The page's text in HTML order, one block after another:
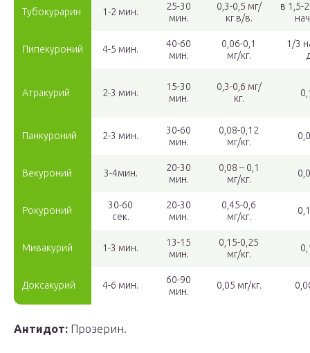
Тубокурарин 1-2 мин.
25-30
мин.
0,3-0,5 мг/
кг в/в.
в 1,5-
Пипекуроний 4-5 мин.
40-60
мин.
0,06-0,1
мг/кг.
1/3
Атракурий 2-3 мин.
15-30
мин.
0,3-0,6 мг/
кг.
Панкуроний 2-3 мин.
30-60
мин.
0,08-0,12
мг/кг.
Векуроний 3-4мин.
20-30
мин.
0,08 – 0,1
мг/кг.
Рокуроний
30-60
сек.
20-30
мин.
0,45-0,6
мг/кг.
Мивакурий 1-3 мин.
13-15
мин.
0,15-0,25
мг/кг.
Доксакурий 4-6 мин.
60-90
мин.
0,05 мг/кг.
Антидот: Прозерин.